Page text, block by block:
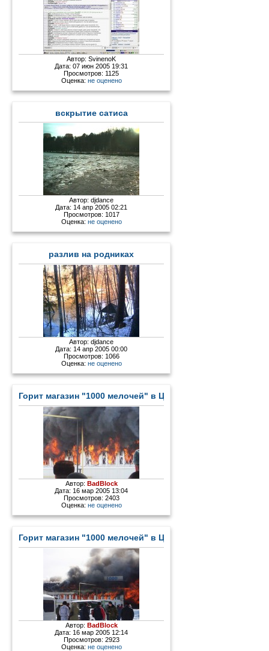
Автор:SvinenoK
Дата: 07 июн 2005 19:31
Просмотров: 1125
Оценка: не оценено
вскрытие сатиса
Автор:djdance
Дата: 14 апр 2005 02:21
Просмотров: 1017
Оценка: не оценено
разлив на родниках
Автор:djdance
Дата: 14 апр 2005 00:00
Просмотров: 1066
Оценка: не оценено
Горит магазин "1000 мелочей" в Цыгановке - 2
Автор: BadBlock
Дата: 16 мар 2005 13:04
Просмотров: 2403
Оценка: не оценено
Горит магазин "1000 мелочей" в Цыгановке
Автор: BadBlock
Дата: 16 мар 2005 12:14
Просмотров: 2923
Оценка: не оценено